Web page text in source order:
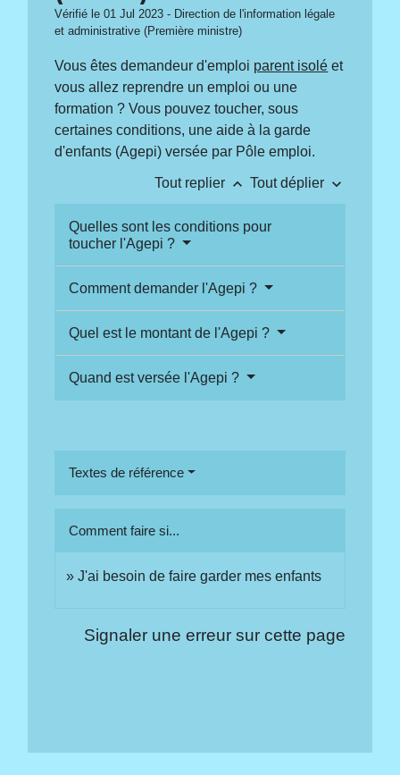
Vérifié le 01 Jul 2023 - Direction de l'information légale
et administrative (Première ministre)
Vous êtes demandeur d'emploi parent isolé et
vous allez reprendre un emploi ou une
formation ? Vous pouvez toucher, sous
certaines conditions, une aide à la garde
d'enfants (Agepi) versée par Pôle emploi.
Tout replier keyboard_arrow_up Tout déplier keyboard_arrow_down
Quelles sont les conditions pour
toucher l'Agepi ?
Comment demander l'Agepi ?
Quel est le montant de l'Agepi ?
Quand est versée l'Agepi ?
Textes de référence
Comment faire si...
J'ai besoin de faire garder mes enfants
Signaler une erreur sur cette page